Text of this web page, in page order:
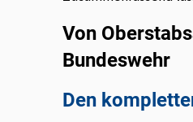
Von
Bundeswehr
Den